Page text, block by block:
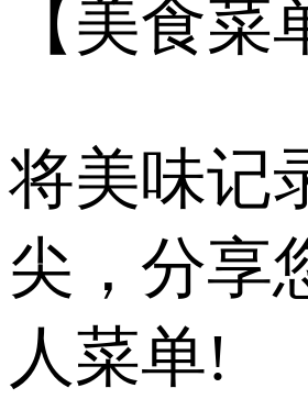
【美食菜
将美味记
尖，分享
人菜单!